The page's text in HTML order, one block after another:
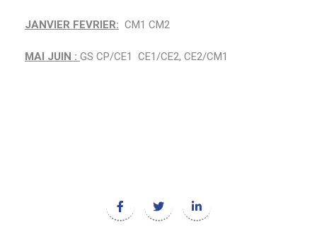
JANVIER FEVRIER: CM1 CM2
MAI JUIN : GS CP/CE1 CE1/CE2, CE2/CM1